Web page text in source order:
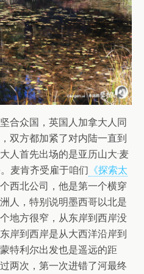
合众国，英国人加拿大人同
双方都加紧了对内陆一直到
人首先出场的是亚历山大·麦
麦肯齐受雇于咱们 《探索太
西北公司，他是第一个横穿
人，特别说明墨西哥以北是
地方很窄，从东岸到西岸没
岸到西岸是从大西洋沿岸到
特利尔出发也是遥远的距
两次，第一次进错了河最终